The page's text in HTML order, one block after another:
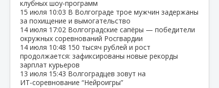
клубных шоу‑программ
15 июля 10:03 В Волгограде трое мужчин задержаны
за похищение и вымогательство
14 июля 17:02 Волгоградские сапёры — победители
окружных соревнований Росгвардии
14 июля 10:48 150 тысяч рублей и рост
продолжается: зафиксированы новые рекорды
зарплат курьеров
13 июля 15:43 Волгоградцев зовут на
ИТ‑соревнование “Нейроигры”